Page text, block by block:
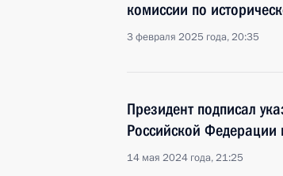
комиссии по
3 февраля 2025 года, 20:35
Президент подписал
Российской Федерации
14 мая 2024 года, 21:25